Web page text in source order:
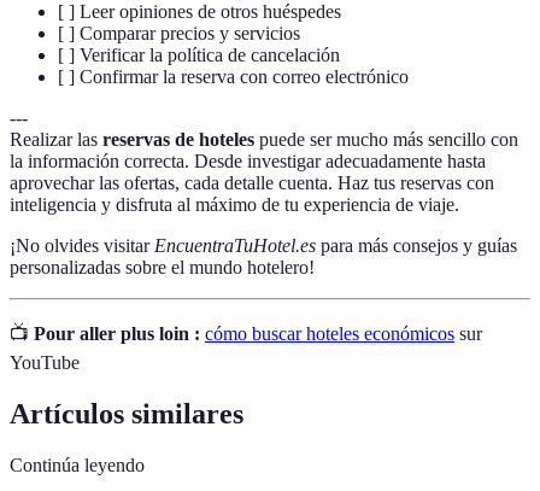
[ ] Leer opiniones de otros huéspedes
[ ] Comparar precios y servicios
[ ] Verificar la política de cancelación
[ ] Confirmar la reserva con correo electrónico
---
Realizar las reservas de hoteles puede ser mucho más sencillo con
la información correcta. Desde investigar adecuadamente hasta
aprovechar las ofertas, cada detalle cuenta. Haz tus reservas con
inteligencia y disfruta al máximo de tu experiencia de viaje.
¡No olvides visitar EncuentraTuHotel.es para más consejos y guías
personalizadas sobre el mundo hotelero!
📺 Pour aller plus loin : cómo buscar hoteles económicos sur
YouTube
Artículos similares
Continúa leyendo